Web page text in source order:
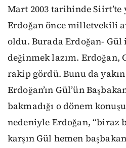
Mart 2003 tarihinde
Erdoğan önce milletvekili
oldu. Burada Erdoğan-
değinmek lazım. Erdoğan,
rakip gördü. Bunu da
Erdoğan’ın Gül’ün
bakmadığı o dönem
nedeniyle Erdoğan, “biraz
karşın Gül hemen